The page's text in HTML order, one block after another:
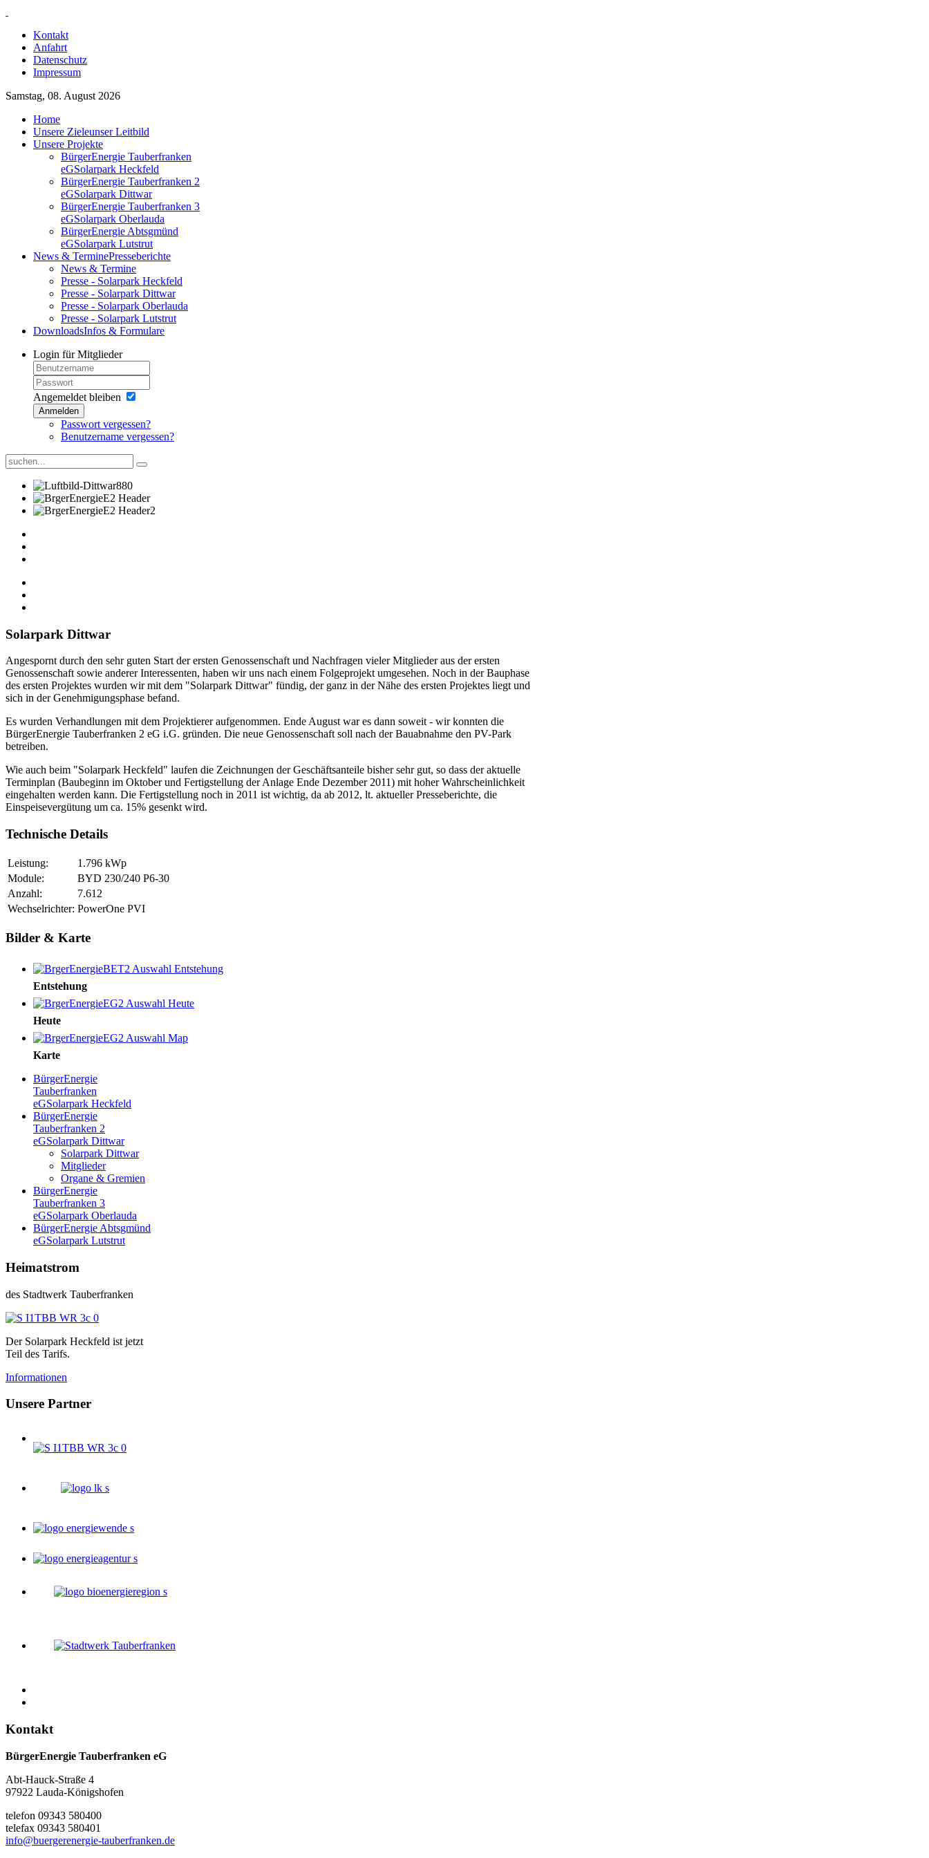
Kontakt
Anfahrt
Datenschutz
Impressum
Samstag, 08. August 2026
Home
Unsere Zieleunser Leitbild
Unsere Projekte
BürgerEnergie Tauberfranken
eGSolarpark Heckfeld
BürgerEnergie Tauberfranken 2
eGSolarpark Dittwar
BürgerEnergie Tauberfranken 3
eGSolarpark Oberlauda
BürgerEnergie Abtsgmünd
eGSolarpark Lutstrut
News & TerminePresseberichte
News & Termine
Presse - Solarpark Heckfeld
Presse - Solarpark Dittwar
Presse - Solarpark Oberlauda
Presse - Solarpark Lutstrut
DownloadsInfos & Formulare
Login für Mitglieder
Angemeldet bleiben
Anmelden
Passwort vergessen?
Benutzername vergessen?
Solarpark Dittwar
Angespornt durch den sehr guten Start der ersten Genossenschaft und Nachfragen vieler Mitglieder aus der ersten
Genossenschaft sowie anderer Interessenten, haben wir uns nach einem Folgeprojekt umgesehen. Noch in der Bauphase
des ersten Projektes wurden wir mit dem "Solarpark Dittwar" fündig, der ganz in der Nähe des ersten Projektes liegt und
sich in der Genehmigungsphase befand.
Es wurden Verhandlungen mit dem Projektierer aufgenommen. Ende August war es dann soweit - wir konnten die
BürgerEnergie Tauberfranken 2 eG i.G. gründen. Die neue Genossenschaft soll nach der Bauabnahme den PV-Park
betreiben.
Wie auch beim "Solarpark Heckfeld" laufen die Zeichnungen der Geschäftsanteile bisher sehr gut, so dass der aktuelle
Terminplan (Baubeginn im Oktober und Fertigstellung der Anlage Ende Dezember 2011) mit hoher Wahrscheinlichkeit
eingehalten werden kann. Die Fertigstellung noch in 2011 ist wichtig, da ab 2012, lt. aktueller Presseberichte, die
Einspeisevergütung um ca. 15% gesenkt wird.
Technische Details
Leistung:
1.796 kWp
Module:
BYD 230/240 P6-30
Anzahl:
7.612
Wechselrichter: PowerOne PVI
Bilder & Karte
Entstehung
Heute
Karte
BürgerEnergie
Tauberfranken
eGSolarpark Heckfeld
BürgerEnergie
Tauberfranken 2
eGSolarpark Dittwar
Solarpark Dittwar
Mitglieder
Organe & Gremien
BürgerEnergie
Tauberfranken 3
eGSolarpark Oberlauda
BürgerEnergie Abtsgmünd
eGSolarpark Lutstrut
Heimatstrom
des Stadtwerk Tauberfranken
Der Solarpark Heckfeld ist jetzt
Teil des Tarifs.
Informationen
Unsere Partner
Kontakt
BürgerEnergie Tauberfranken eG
Abt-Hauck-Straße 4
97922 Lauda-Königshofen
telefon 09343 580400
telefax 09343 580401
info@buergerenergie-tauberfranken.de